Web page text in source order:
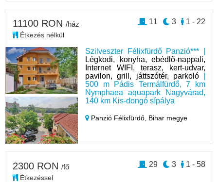
Szilveszter Félixfürdő Panzió*** |
Légkodi, konyha, ebédlő-nappali,
Internet WIFI, terasz, kert-udvar,
pavilon, grill, játtszótér, parkoló|
500 m Pádis Termálfürdő, 7 km
Nymphaea aquapark Nagyvárad,
140 km Kis-dongó sípálya
Panzió Félixfürdő, Bihar megye
11100 RON /ház
Étkezés nélkül
1 - 22
3
11
2300 RON /fő
Étkezéssel
1 - 58
3
29